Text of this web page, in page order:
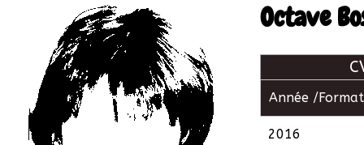
Octave
Année / Format
2016